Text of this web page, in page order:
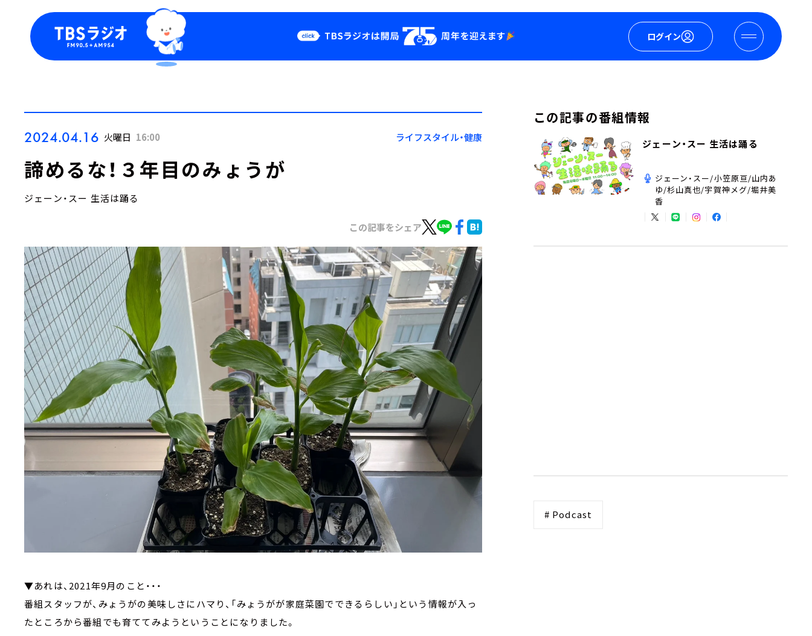
ログイン
Podcast
YouTube
会社情報
2024.04.16 火曜日 16:00 ライフスタイル・健康
諦めるな！３年目のみょうが
ジェーン・スー 生活は踊る
この記事をシェア
▼あれは、2021年9月のこと・・・
番組スタッフが、みょうがの美味しさにハマり、「みょうがが家庭菜園でできるらしい」という情報が入っ
たところから番組でも育ててみようということになりました。
この記事の番組情報
ジェーン・スー 生活は踊る
ジェーン・スー/小笠原亘/山内あ
ゆ/杉山真也/宇賀神メグ/堀井美
香
# Podcast